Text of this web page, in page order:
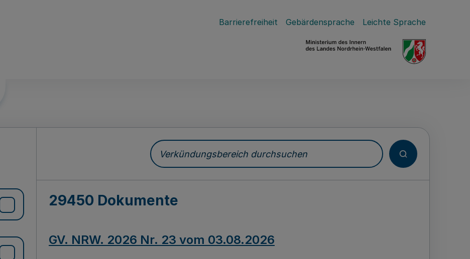
Barrierefreiheit Gebärdensprache Leichte Sprache
Verkündungsbereich durchsuchen
29450 Dokumente
GV. NRW. 2026 Nr. 23 vom 03.08.2026